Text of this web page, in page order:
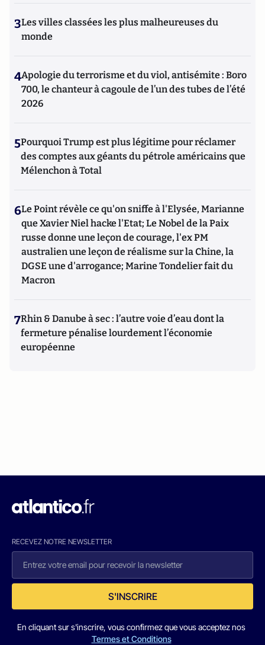
3Les villes classées les plus malheureuses du
monde
4Apologie du terrorisme et du viol, antisémite : Boro
700, le chanteur à cagoule de l’un des tubes de l’été
2026
5Pourquoi Trump est plus légitime pour réclamer
des comptes aux géants du pétrole américains que
Mélenchon à Total
6Le Point révèle ce qu'on sniffe à l'Elysée, Marianne
que Xavier Niel hacke l'Etat; Le Nobel de la Paix
russe donne une leçon de courage, l'ex PM
australien une leçon de réalisme sur la Chine, la
DGSE une d'arrogance; Marine Tondelier fait du
Macron
7Rhin & Danube à sec : l’autre voie d’eau dont la
fermeture pénalise lourdement l’économie
européenne
RECEVEZ NOTRE NEWSLETTER
S'INSCRIRE
En cliquant sur s'inscrire, vous confirmez que vous acceptez nos
Termes et Conditions